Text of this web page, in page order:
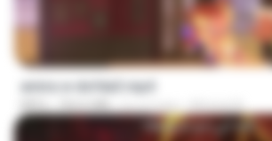
amira w dofda3.mp4
MP4 764.6 MB il y a 2 ans Ahmed A.